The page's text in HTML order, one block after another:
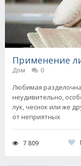
Применение
Дом
0
Любимая
неудивительно,
лук, чеснок или же
от неприятных
7 809